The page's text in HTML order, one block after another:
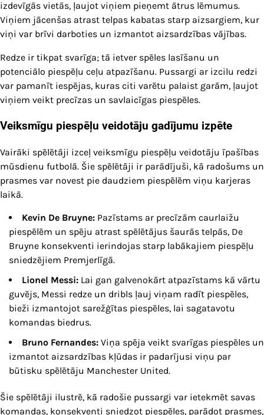
izdevīgās vietās, ļaujot viņiem pieņemt ātrus lēmumus.
Viņiem jācenšas atrast telpas kabatas starp aizsargiem, kur
viņi var brīvi darboties un izmantot aizsardzības vājības.
Redze ir tikpat svarīga; tā ietver spēles lasīšanu un
potenciālo piespēļu ceļu atpazīšanu. Pussargi ar izcilu redzi
var pamanīt iespējas, kuras citi varētu palaist garām, ļaujot
viņiem veikt precīzas un savlaicīgas piespēles.
Veiksmīgu piespēļu veidotāju gadījumu izpēte
Vairāki spēlētāji izceļ veiksmīgu piespēļu veidotāju īpašības
mūsdienu futbolā. Šie spēlētāji ir parādījuši, kā radošums un
prasmes var novest pie daudziem piespēlēm viņu karjeras
laikā.
Kevin De Bruyne: Pazīstams ar precīzām caurlaižu
piespēlēm un spēju atrast spēlētājus šaurās telpās, De
Bruyne konsekventi ierindojas starp labākajiem piespēļu
sniedzējiem Premjerlīgā.
Lionel Messi: Lai gan galvenokārt atpazīstams kā vārtu
guvējs, Messi redze un dribls ļauj viņam radīt piespēles,
bieži izmantojot sarežģītas piespēles, lai sagatavotu
komandas biedrus.
Bruno Fernandes: Viņa spēja veikt svarīgas piespēles un
izmantot aizsardzības kļūdas ir padarījusi viņu par
būtisku spēlētāju Manchester United.
Šie spēlētāji ilustrē, kā radošie pussargi var ietekmēt savas
komandas, konsekventi sniedzot piespēles, parādot prasmes,